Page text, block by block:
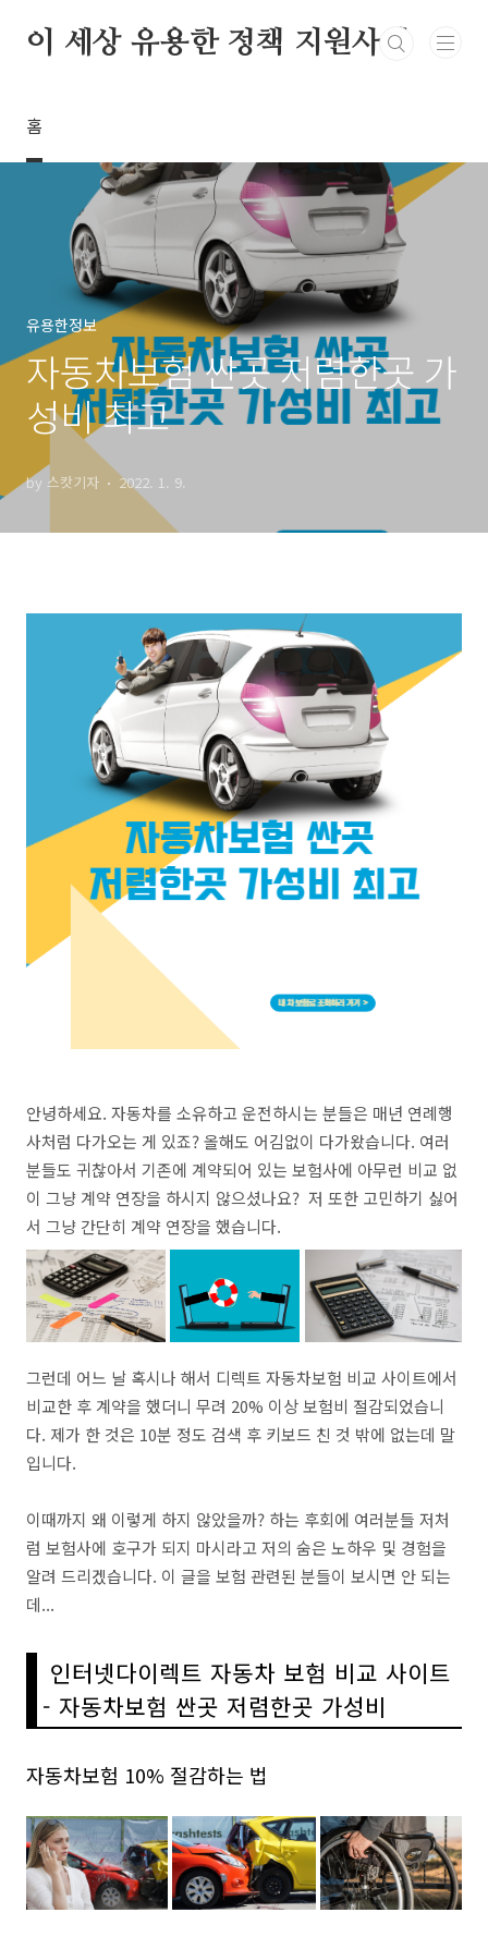
이 세상 유용한 정책 지원사업
홈
유용한정보
자동차보험 싼곳 저렴한곳 가
성비 최고
by 스캇기자 2022. 1. 9.
안녕하세요. 자동차를 소유하고 운전하시는 분들은 매년 연례행
사처럼 다가오는 게 있죠? 올해도 어김없이 다가왔습니다. 여러
분들도 귀찮아서 기존에 계약되어 있는 보험사에 아무런 비교 없
이 그냥 계약 연장을 하시지 않으셨나요? 저 또한 고민하기 싫어
서 그냥 간단히 계약 연장을 했습니다.
그런데 어느 날 혹시나 해서 디렉트 자동차보험 비교 사이트에서
비교한 후 계약을 했더니 무려 20% 이상 보험비 절감되었습니
다. 제가 한 것은 10분 정도 검색 후 키보드 친 것 밖에 없는데 말
입니다.
이때까지 왜 이렇게 하지 않았을까? 하는 후회에 여러분들 저처
럼 보험사에 호구가 되지 마시라고 저의 숨은 노하우 및 경험을
알려 드리겠습니다. 이 글을 보험 관련된 분들이 보시면 안 되는
데...
인터넷다이렉트 자동차 보험 비교 사이트
- 자동차보험 싼곳 저렴한곳 가성비
자동차보험 10% 절감하는 법